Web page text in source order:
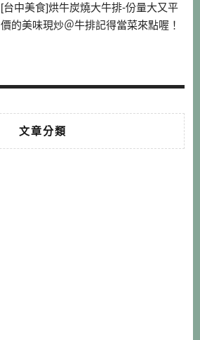
[台中美食]烘牛炭燒大牛排-份量大又平
價的美味現炒＠牛排記得當菜來點喔！
文章分類